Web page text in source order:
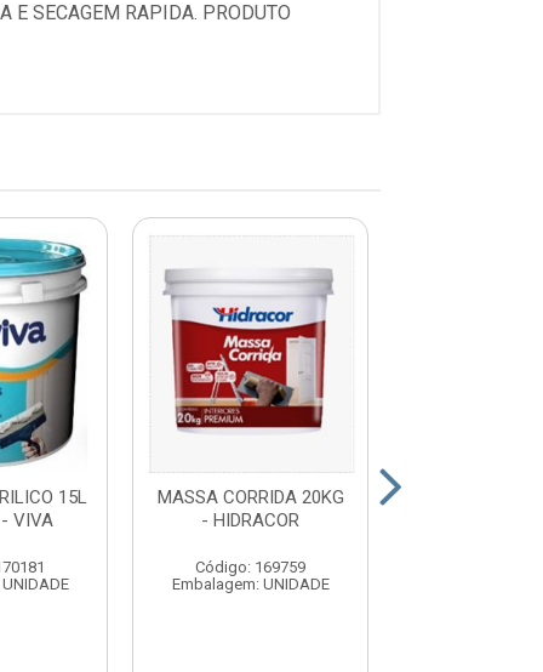
E SECAGEM RAPIDA. PRODUTO
15L
VIVA
MASSA CORRIDA 20KG
- HIDRACOR
Código: 169759
Embalagem: UNIDADE